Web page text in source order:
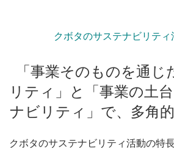
クボタのサステナビリティ
「事業そのものを通
リティ」と
「事業の土
ナビリティ」で、 多角
クボタのサステナビリティ活動の特